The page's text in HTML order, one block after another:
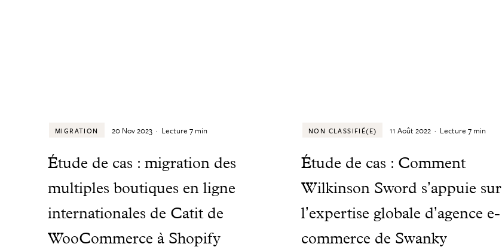
MIGRATION 20 Nov 2023 · Lecture 7 min
Étude de cas : migration des
multiples boutiques en ligne
internationales de Catit de
WooCommerce à Shopify
NON CLASSIFIÉ(E) 11 Août 2022 · Lecture7 min
Étude de cas : Comment
Wilkinson Sword sʼappuie sur
lʼexpertise globale dʼagence e-
commerce de Swanky